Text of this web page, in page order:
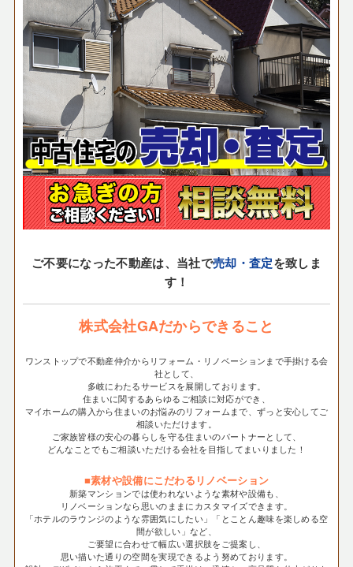
ご不要になった不動産は、当社で売却・査定を致しま
す！
株式会社GAだからできること
ワンストップで不動産仲介からリフォーム・リノベーションまで手掛ける会
社として、
多岐にわたるサービスを展開しております。
住まいに関するあらゆるご相談に対応ができ、
マイホームの購入から住まいのお悩みのリフォームまで、ずっと安心してご
相談いただけます。
ご家族皆様の安心の暮らしを守る住まいのパートナーとして、
どんなことでもご相談いただける会社を目指してまいりました！
■素材や設備にこだわるリノベーション
新築マンションでは使われないような素材や設備も、
リノベーションなら思いのままにカスタマイズできます。
「ホテルのラウンジのような雰囲気にしたい」「とことん趣味を楽しめる空
間が欲しい」など、
ご要望に合わせて幅広い選択肢をご提案し、
思い描いた通りの空間を実現できるよう努めております。